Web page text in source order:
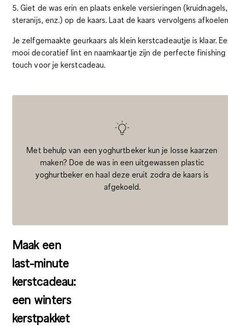
5. Giet de was erin en plaats enkele versieringen (kruidnagels,
steranijs, enz.) op de kaars. Laat de kaars vervolgens
Je zelfgemaakte geurkaars als klein kerstcadeautje is klaar.
mooi decoratief lint en naamkaartje zijn de perfecte finishing
touch voor je kerstcadeau.
Met behulp van een yoghurtbeker kun je losse kaarzen
maken? Doe de was in een uitgewassen plastic
yoghurtbeker en haal deze eruit zodra de kaars is
afgekoeld.
Maak een
last-minute
kerstcadeau:
een winters
kerstpakket